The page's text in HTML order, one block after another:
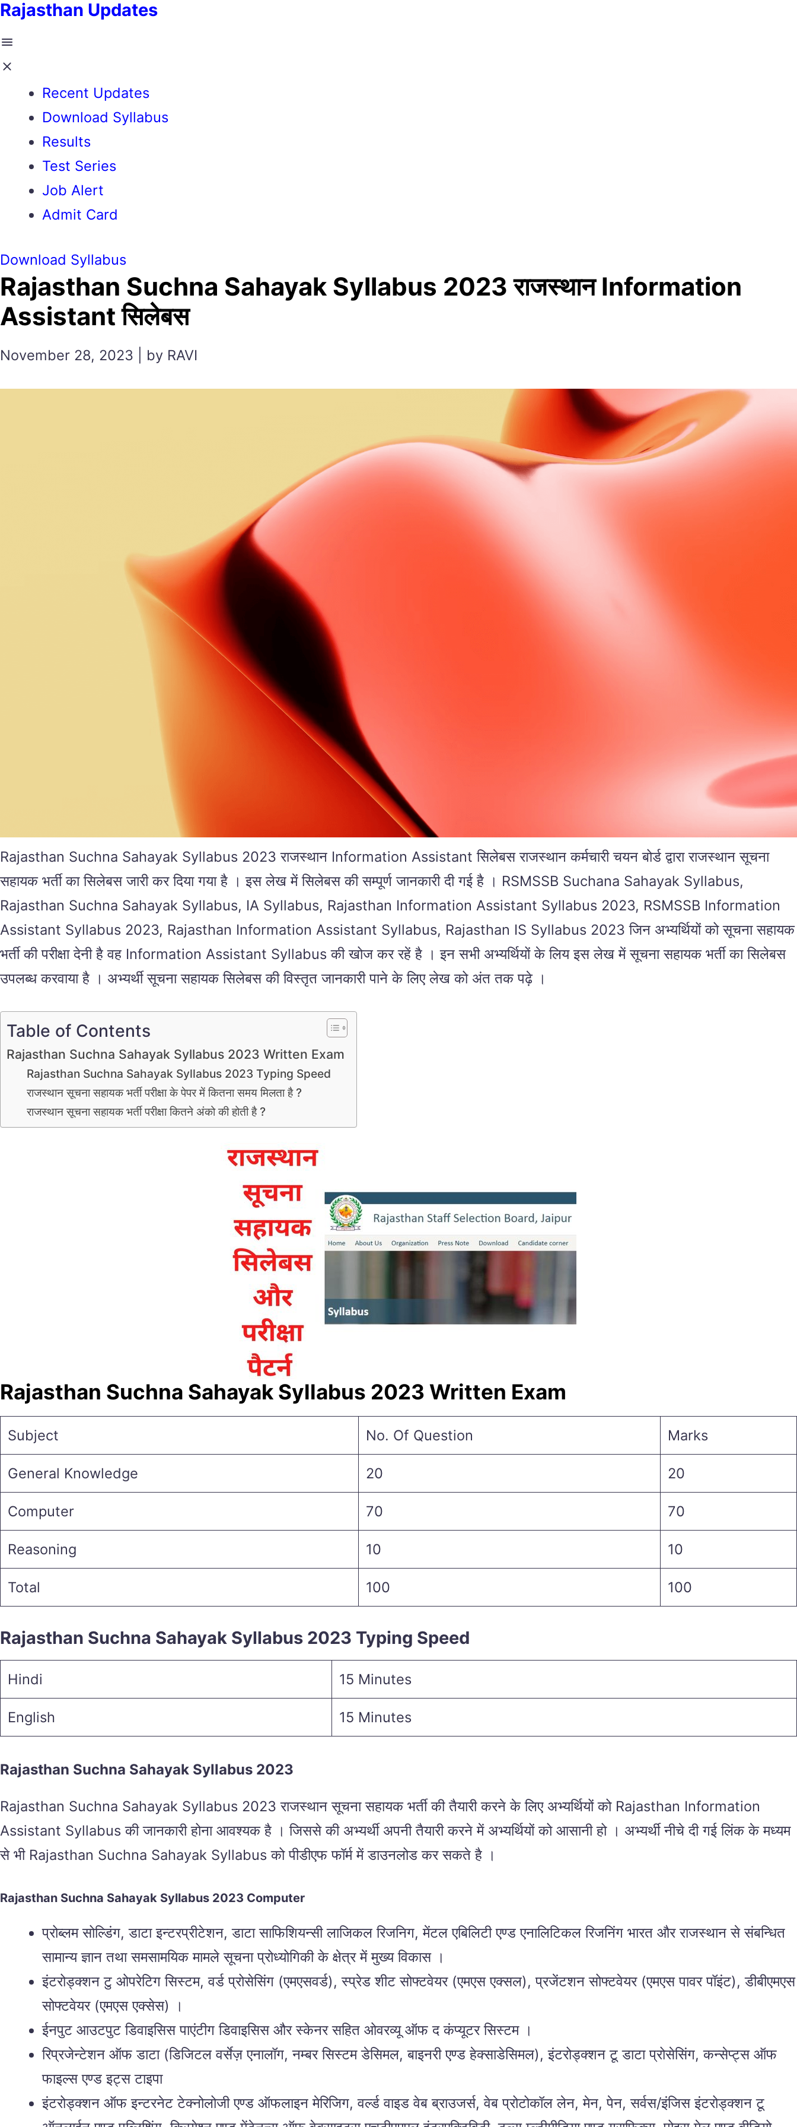
Rajasthan Updates
Recent Updates
Download Syllabus
Results
Test Series
Job Alert
Admit Card
Download Syllabus
Rajasthan Suchna Sahayak Syllabus 2023 राजस्थान Information
Assistant सिलेबस
November 28, 2023 | by RAVI
Rajasthan Suchna Sahayak Syllabus 2023 राजस्थान Information Assistant सिलेबस राजस्थान कर्मचारी चयन बोर्ड द्वारा राजस्थान सूचना
सहायक भर्ती का सिलेबस जारी कर दिया गया है । इस लेख में सिलेबस की सम्पूर्ण जानकारी दी गई है । RSMSSB Suchana Sahayak Syllabus,
Rajasthan Suchna Sahayak Syllabus, IA Syllabus, Rajasthan Information Assistant Syllabus 2023, RSMSSB Information
Assistant Syllabus 2023, Rajasthan Information Assistant Syllabus, Rajasthan IS Syllabus 2023 जिन अभ्यर्थियों को सूचना सहायक
भर्ती की परीक्षा देनी है वह Information Assistant Syllabus की खोज कर रहें है । इन सभी अभ्यर्थियों के लिय इस लेख में सूचना सहायक भर्ती का सिलेबस
उपलब्ध करवाया है । अभ्यर्थी सूचना सहायक सिलेबस की विस्तृत जानकारी पाने के लिए लेख को अंत तक पढ़े ।
Table of Contents
Rajasthan Suchna Sahayak Syllabus 2023 Written Exam
Rajasthan Suchna Sahayak Syllabus 2023 Typing Speed
राजस्थान सूचना सहायक भर्ती परीक्षा के पेपर में कितना समय मिलता है ?
राजस्थान सूचना सहायक भर्ती परीक्षा कितने अंको की होती है ?
Rajasthan Suchna Sahayak Syllabus 2023 Written Exam
Subject No. Of Question Marks
General Knowledge 20 20
Computer 70 70
Reasoning 10 10
Total 100 100
Rajasthan Suchna Sahayak Syllabus 2023 Typing Speed
Hindi 15 Minutes
English 15 Minutes
Rajasthan Suchna Sahayak Syllabus 2023
Rajasthan Suchna Sahayak Syllabus 2023 राजस्थान सूचना सहायक भर्ती की तैयारी करने के लिए अभ्यर्थियों को Rajasthan Information
Assistant Syllabus की जानकारी होना आवश्यक है । जिससे की अभ्यर्थी अपनी तैयारी करने में अभ्यर्थियों को आसानी हो । अभ्यर्थी नीचे दी गई लिंक के मध्यम
से भी Rajasthan Suchna Sahayak Syllabus को पीडीएफ फॉर्म में डाउनलोड कर सकते है ।
Rajasthan Suchna Sahayak Syllabus 2023 Computer
प्रोब्लम सोल्डिंग, डाटा इन्टरप्रीटेशन, डाटा साफिशियन्सी लाजिकल रिजनिग, मेंटल एबिलिटी एण्ड एनालिटिकल रिजनिंग भारत और राजस्थान से संबन्धित
सामान्य ज्ञान तथा समसामयिक मामले सूचना प्रोध्योगिकी के क्षेत्र में मुख्य विकास ।
इंटरोड्क्शन टु ओपरेटिग सिस्टम, वर्ड प्रोसेसिंग (एमएसवर्ड), स्प्रेड शीट सोफ्टवेयर (एमएस एक्सल), प्रजेंटशन सोफ्टवेयर (एमएस पावर पॉइंट), डीबीएमएस
सोफ्टवेयर (एमएस एक्सेस) ।
ईनपुट आउटपुट डिवाइसिस पाएंटीग डिवाइसिस और स्केनर सहित ओवरव्यू ऑफ द कंप्यूटर सिस्टम ।
रिप्रजेन्टेशन ऑफ डाटा (डिजिटल वर्सेज़ एनालॉग, नम्बर सिस्टम डेसिमल, बाइनरी एण्ड हेक्साडेसिमल), इंटरोड्क्शन टू डाटा प्रोसेसिंग, कन्सेप्ट्स ऑफ
फाइल्स एण्ड इट्स टाइपा
इंटरोड्क्शन ऑफ इन्टरनेट टेक्नोलोजी एण्ड ऑफलाइन मेरिजिग, वर्ल्ड वाइड वेब ब्राउजर्स, वेब प्रोटोकॉल लेन, मेन, पेन, सर्वस/इंजिस इंटरोड्क्शन टू